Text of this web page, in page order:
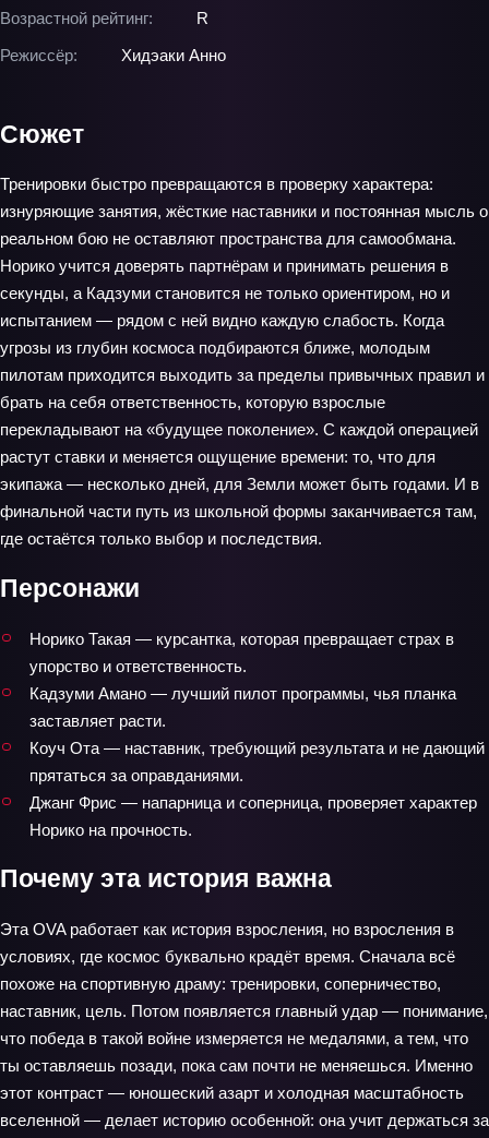
Возрастной рейтинг:
R
Режиссёр:
Хидэаки Анно
Сюжет
Тренировки быстро превращаются в проверку характера:
изнуряющие занятия, жёсткие наставники и постоянная мысль о
реальном бою не оставляют пространства для самообмана.
Норико учится доверять партнёрам и принимать решения в
секунды, а Кадзуми становится не только ориентиром, но и
испытанием — рядом с ней видно каждую слабость. Когда
угрозы из глубин космоса подбираются ближе, молодым
пилотам приходится выходить за пределы привычных правил и
брать на себя ответственность, которую взрослые
перекладывают на «будущее поколение». С каждой операцией
растут ставки и меняется ощущение времени: то, что для
экипажа — несколько дней, для Земли может быть годами. И в
финальной части путь из школьной формы заканчивается там,
где остаётся только выбор и последствия.
Персонажи
Норико Такая — курсантка, которая превращает страх в
упорство и ответственность.
Кадзуми Амано — лучший пилот программы, чья планка
заставляет расти.
Коуч Ота — наставник, требующий результата и не дающий
прятаться за оправданиями.
Джанг Фрис — напарница и соперница, проверяет характер
Норико на прочность.
Почему эта история важна
Эта OVA работает как история взросления, но взросления в
условиях, где космос буквально крадёт время. Сначала всё
похоже на спортивную драму: тренировки, соперничество,
наставник, цель. Потом появляется главный удар — понимание,
что победа в такой войне измеряется не медалями, а тем, что
ты оставляешь позади, пока сам почти не меняешься. Именно
этот контраст — юношеский азарт и холодная масштабность
вселенной — делает историю особенной: она учит держаться за